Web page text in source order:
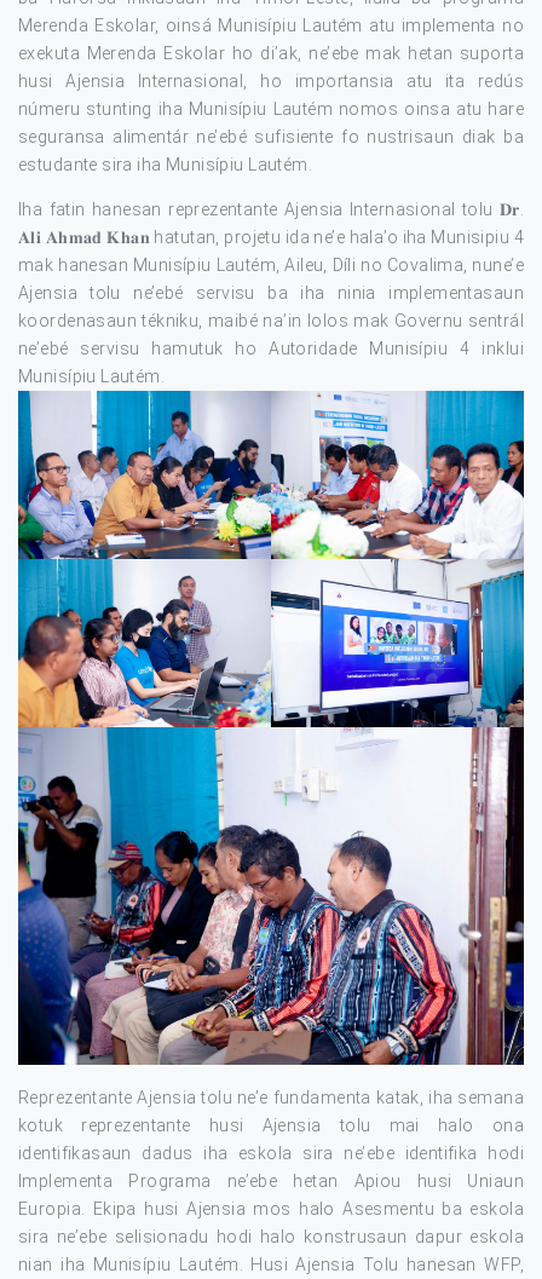
Merenda Eskolar, oinsá Munisípiu Lautém atu implementa no
exekuta Merenda Eskolar ho di’ak, ne’ebe mak hetan suporta
husi Ajensia Internasional, ho importansia atu ita redús
númeru stunting iha Munisípiu Lautém nomos oinsa atu hare
seguransa alimentár ne’ebé sufisiente fo nustrisaun diak ba
estudante sira iha Munisípiu Lautém.
Iha fatin hanesan reprezentante Ajensia Internasional tolu 𝐃𝐫.
𝐀𝐥𝐢 𝐀𝐡𝐦𝐚𝐝 𝐊𝐡𝐚𝐧 hatutan, projetu ida ne’e hala’o iha Munisipiu 4
mak hanesan Munisípiu Lautém, Aileu, Díli no Covalima, nune’e
Ajensia tolu ne’ebé servisu ba iha ninia implementasaun
koordenasaun tékniku, maibé na’in lolos mak Governu sentrál
ne’ebé servisu hamutuk ho Autoridade Munisípiu 4 inklui
Munisípiu Lautém.
Reprezentante Ajensia tolu ne’e fundamenta katak, iha semana
kotuk reprezentante husi Ajensia tolu mai halo ona
identifikasaun dadus iha eskola sira ne’ebe identifika hodi
Implementa Programa ne’ebe hetan Apiou husi Uniaun
Europia. Ekipa husi Ajensia mos halo Asesmentu ba eskola
sira ne’ebe selisionadu hodi halo konstrusaun dapur eskola
nian iha Munisípiu Lautém. Husi Ajensia Tolu hanesan WFP,